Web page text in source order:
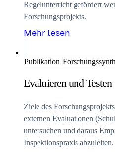
Regelunterricht gefördert
Forschungsprojekts.
Mehr lesen
Publikation
Evaluieren und Testen
Ziele des
externen Evaluationen
untersuchen und daraus
Inspektionspraxis abzuleiten.